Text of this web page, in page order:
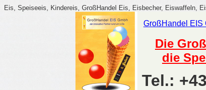
Eis, Speiseeis, Kindereis, GroßHandel Eis, Eisbecher, Eiswaffeln,
GroßHandel EIS
Die
die
Tel.: